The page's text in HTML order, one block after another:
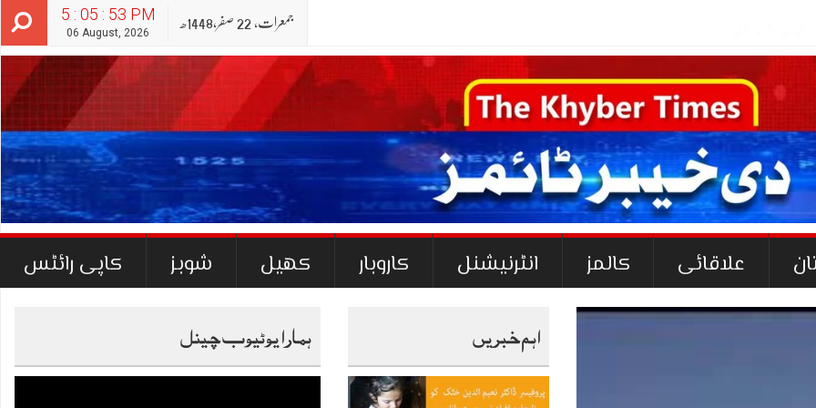
5 : 05 : 54 PM
06 August, 2026
جمعرات‬‮, 22 صفر‬,1448ھ
علاقائی کالمز انٹرنیشنل کاروبار کھیل شوبز کاپی رائٹس
اہم خبریں ہمارا یوٹیوب چینل